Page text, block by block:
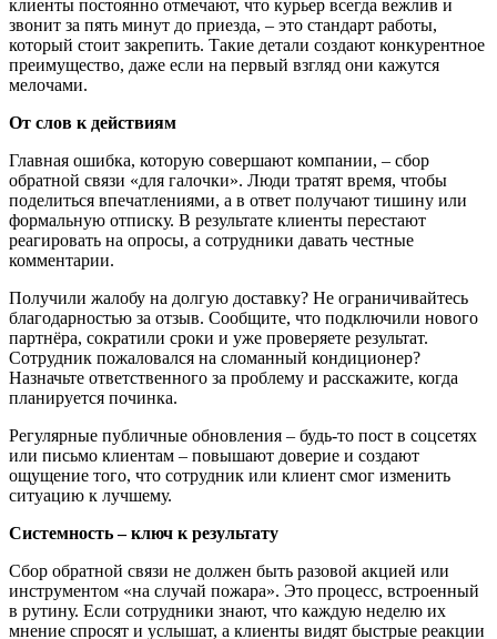
клиенты постоянно отмечают, что курьер всегда вежлив и
звонит за пять минут до приезда, – это стандарт работы,
который стоит закрепить. Такие детали создают конкурентное
преимущество, даже если на первый взгляд они кажутся
мелочами.
От слов к действиям
Главная ошибка, которую совершают компании, – сбор
обратной связи «для галочки». Люди тратят время, чтобы
поделиться впечатлениями, а в ответ получают тишину или
формальную отписку. В результате клиенты перестают
реагировать на опросы, а сотрудники давать честные
комментарии.
Получили жалобу на долгую доставку? Не ограничивайтесь
благодарностью за отзыв. Сообщите, что подключили нового
партнёра, сократили сроки и уже проверяете результат.
Сотрудник пожаловался на сломанный кондиционер?
Назначьте ответственного за проблему и расскажите, когда
планируется починка.
Регулярные публичные обновления – будь-то пост в соцсетях
или письмо клиентам – повышают доверие и создают
ощущение того, что сотрудник или клиент смог изменить
ситуацию к лучшему.
Системность–ключ к результату
Сбор обратной связи не должен быть разовой акцией или
инструментом «на случай пожара». Это процесс, встроенный
в рутину. Если сотрудники знают, что каждую неделю их
мнение спросят и услышат, а клиенты видят быстрые реакции